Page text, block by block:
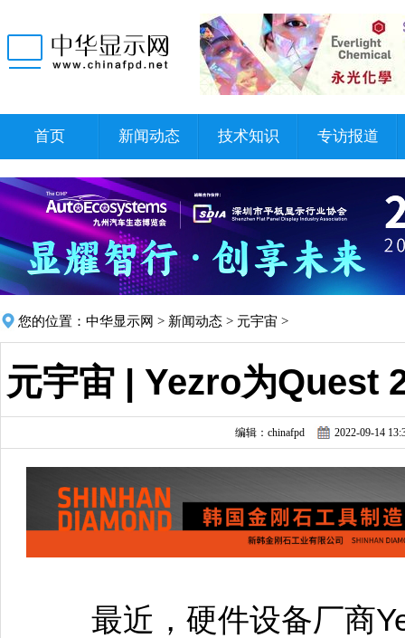
首页 新闻动态 技术知识 专访报道
您的位置： 中华显示网 > 新闻动态 > 元宇宙 >
元宇宙 | Yezro为Quest
编辑：chinafpd 2022-09-14
最近，硬件设备厂商